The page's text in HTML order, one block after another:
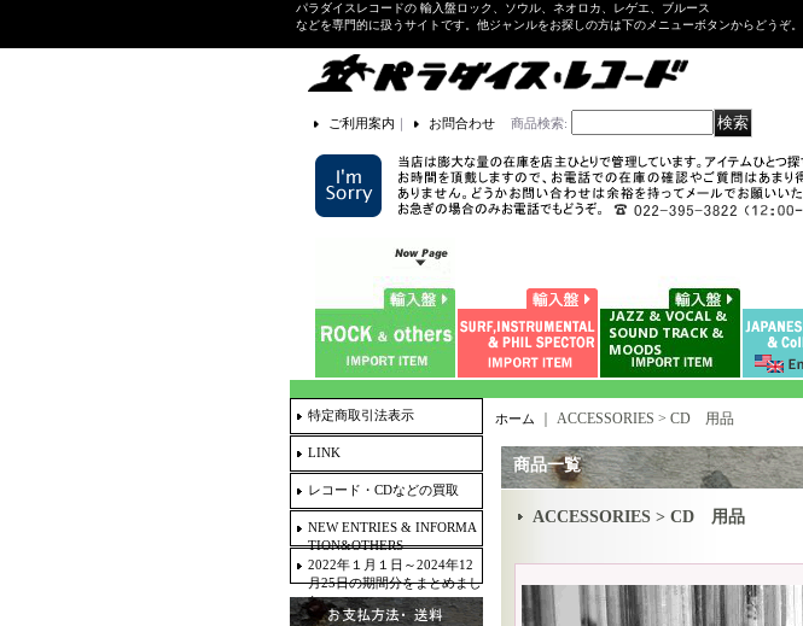
パラダイスレコードの 輸入盤ロック、ソウル、ネオロカ、レゲエ、ブルース
などを専門的に扱うサイトです。他ジャンルをお探しの方は下のメニューボタンからどうぞ。
ご利用案内 ｜ お問合わせ 商品検索:
特定商取引法表示
LINK
レコード・CDなどの買取
NEW ENTRIES & INFORMA
TION&OTHERS
2022年１月１日～2024年12
月25日の期間分をまとめまし
た。
ホーム ACCESSORIES > CD 用品
商品一覧
ACCESSORIES > CD 用品